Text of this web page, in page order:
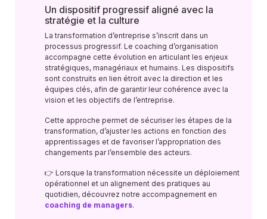
Un dispositif progressif aligné avec la
stratégie et la culture
La transformation d’entreprise s’inscrit dans un
processus progressif. Le coaching d’organisation
accompagne cette évolution en articulant les enjeux
stratégiques, managériaux et humains. Les dispositifs
sont construits en lien étroit avec la direction et les
équipes clés, afin de garantir leur cohérence avec la
vision et les objectifs de l’entreprise.
Cette approche permet de sécuriser les étapes de la
transformation, d’ajuster les actions en fonction des
apprentissages et de favoriser l’appropriation des
changements par l’ensemble des acteurs.
👉 Lorsque la transformation nécessite un déploiement
opérationnel et un alignement des pratiques au
quotidien, découvrez notre accompagnement en
coaching de managers.